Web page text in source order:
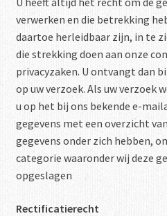
verwerken en die betrekking
daartoe herleidbaar zijn, in te
die strekking doen aan onze
privacyzaken. U ontvangt dan
op uw verzoek. Als uw verzoek
u op het bij ons bekende e-
gegevens met een overzicht
gegevens onder zich hebben,
categorie waaronder wij deze
opgeslagen
Rectificatierecht